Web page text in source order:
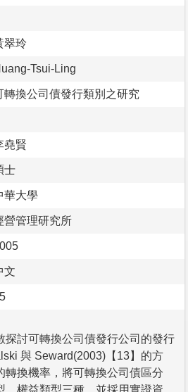
翠玲
Tsui-Ling
轉換公司債發行類別之研究
堯賢
士
華大學
營管理研究所
文
探討可轉換公司債發行公司的發行
與 Seward(2003)【13】的方
轉換機率，將可轉換公司債區分
、權益類型三種。並採用實證資